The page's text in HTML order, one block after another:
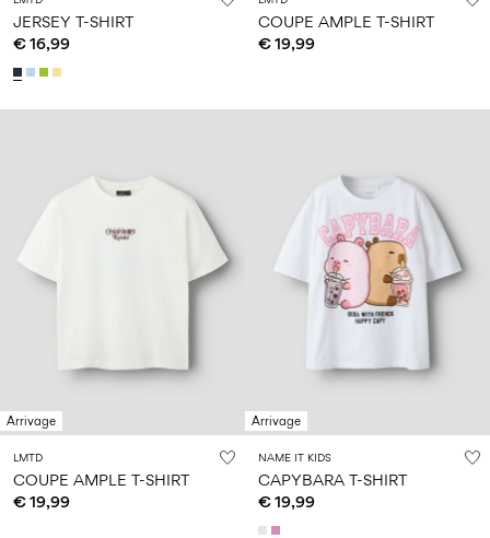
JERSEY T-SHIRT
€ 16,99
COUPE AMPLE T-SHIRT
€ 19,99
Arrivage
LMTD
COUPE AMPLE T-SHIRT
€ 19,99
Arrivage
NAME IT KIDS
CAPYBARA T-SHIRT
€ 19,99